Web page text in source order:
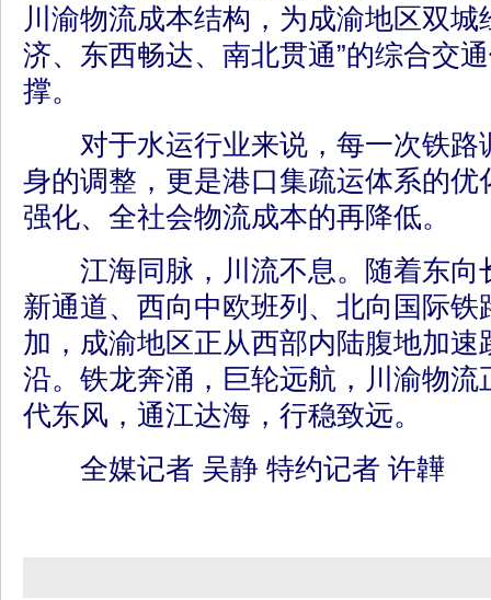
川渝物流成本结构，为成渝地区双城
济、东西畅达、南北贯通”的综合交
撑。
对于水运行业来说，每一次铁路
身的调整，更是港口集疏运体系的优
强化、全社会物流成本的再降低。
江海同脉，川流不息。随着东向
新通道、西向中欧班列、北向国际
加，成渝地区正从西部内陆腹地加速
沿。铁龙奔涌，巨轮远航，川渝物流
代东风，通江达海，行稳致远。
全媒记者 吴静 特约记者 许韡